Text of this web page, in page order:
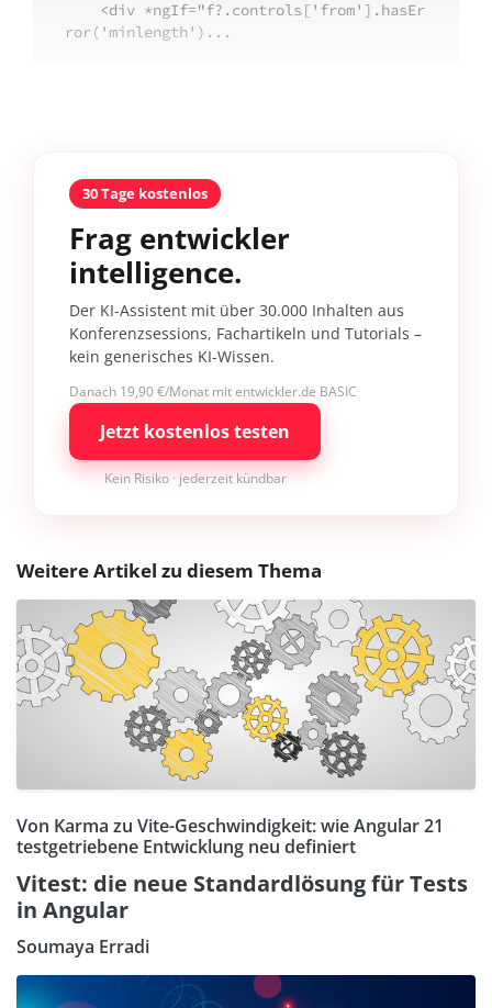
ror('minlength')...
30 Tage kostenlos
Frag entwickler
intelligence.
Der KI-Assistent mit über 30.000 Inhalten aus
Konferenzsessions, Fachartikeln und Tutorials –
kein generisches KI-Wissen.
Danach 19,90 €/Monat mit entwickler.de BASIC
Jetzt kostenlos testen
Kein Risiko · jederzeit kündbar
Weitere Artikel zu diesem Thema
Von Karma zu Vite-Geschwindigkeit: wie Angular 21
testgetriebene Entwicklung neu definiert
Vitest: die neue Standardlösung für Tests
in Angular
Soumaya Erradi